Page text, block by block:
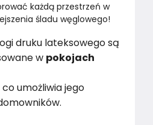
każdą przestrzeń w
śladu węglowego!
druku lateksowego są
w pokojach
co umożliwia jego